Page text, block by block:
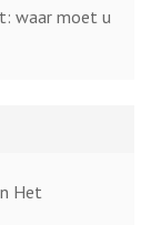
waar moet u
Het